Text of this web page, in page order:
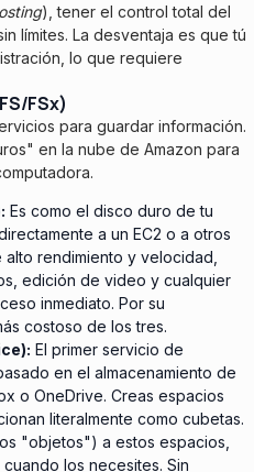
), tener el control total del
límites. La desventaja es que tú
lo que requiere
FSx)
para guardar información.
en la nube de Amazon para
Es como el disco duro de tu
a un EC2 o a otros
rendimiento y velocidad,
edición de video y cualquier
inmediato. Por su
costoso de los tres.
El primer servicio de
en el almacenamiento de
o OneDrive. Creas espacios
literalmente como cubetas.
"objetos") a estos espacios,
los necesites. Sin